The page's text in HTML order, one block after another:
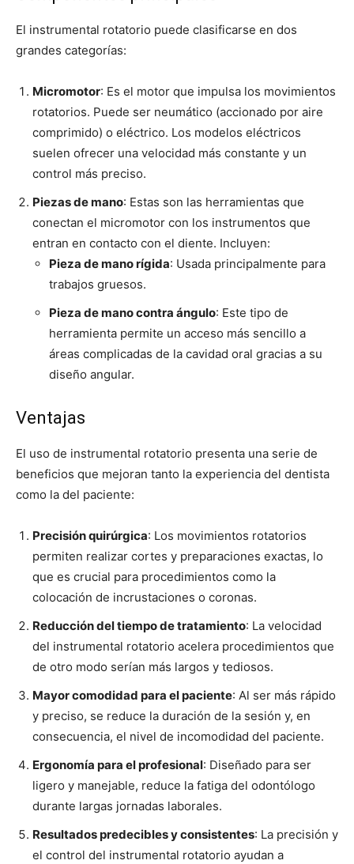
El instrumental rotatorio puede clasificarse en dos
grandes categorías:
Micromotor: Es el motor que impulsa los movimientos
rotatorios. Puede ser neumático (accionado por aire
comprimido) o eléctrico. Los modelos eléctricos
suelen ofrecer una velocidad más constante y un
control más preciso.
Piezas de mano: Estas son las herramientas que
conectan el micromotor con los instrumentos que
entran en contacto con el diente. Incluyen:
Pieza de mano rígida: Usada principalmente para
trabajos gruesos.
Pieza de mano contra ángulo: Este tipo de
herramienta permite un acceso más sencillo a
áreas complicadas de la cavidad oral gracias a su
diseño angular.
Ventajas
El uso de instrumental rotatorio presenta una serie de
beneficios que mejoran tanto la experiencia del dentista
como la del paciente:
Precisión quirúrgica: Los movimientos rotatorios
permiten realizar cortes y preparaciones exactas, lo
que es crucial para procedimientos como la
colocación de incrustaciones o coronas.
Reducción del tiempo de tratamiento: La velocidad
del instrumental rotatorio acelera procedimientos que
de otro modo serían más largos y tediosos.
Mayor comodidad para el paciente: Al ser más rápido
y preciso, se reduce la duración de la sesión y, en
consecuencia, el nivel de incomodidad del paciente.
Ergonomía para el profesional: Diseñado para ser
ligero y manejable, reduce la fatiga del odontólogo
durante largas jornadas laborales.
Resultados predecibles y consistentes: La precisión y
el control del instrumental rotatorio ayudan a